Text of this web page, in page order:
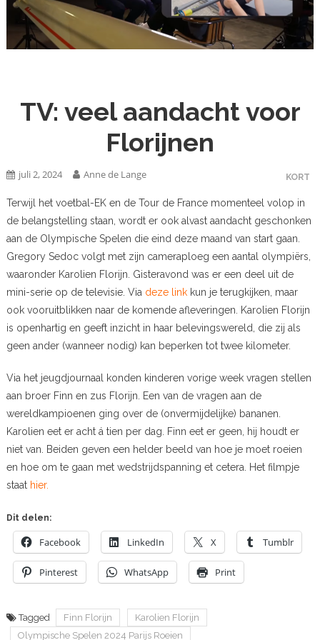
TV: veel aandacht voor
Florijnen
KORT
juli 2, 2024 Anne de Lange
Terwijl het voetbal-EK en de Tour de France momenteel volop in
de belangstelling staan, wordt er ook alvast aandacht geschonken
aan de Olympische Spelen die eind deze maand van start gaan.
Gregory Sedoc volgt met zijn cameraploeg een aantal olympiërs,
waaronder Karolien Florijn. Gisteravond was er een deel uit de
mini-serie op de televisie. Via deze linkkun je terugkijken, maar
ook vooruitblikken naar de komende afleveringen. Karolien Florijn
is openhartig en geeft inzicht in haar belevingswereld, die zij als
geen ander (wanneer nodig) kan beperken tot twee kilometer.
Via het jeugdjournaal konden kinderen vorige week vragen stellen
aan broer Finn en zus Florijn. Een van de vragen aan de
wereldkampioenen ging over de (onvermijdelijke) bananen.
Karolien eet er acht á tien per dag. Finn eet er geen, hij houdt er
niet van. Beiden geven een helder beeld van hoe je moet roeien
en hoe om te gaan met wedstrijdspanning et cetera. Het filmpje
staat hier.
Dit delen:
Facebook LinkedIn X Tumblr
Pinterest WhatsApp Print
Tagged Finn Florijn
Karolien Florijn
Olympische Spelen 2024 Parijs Roeien